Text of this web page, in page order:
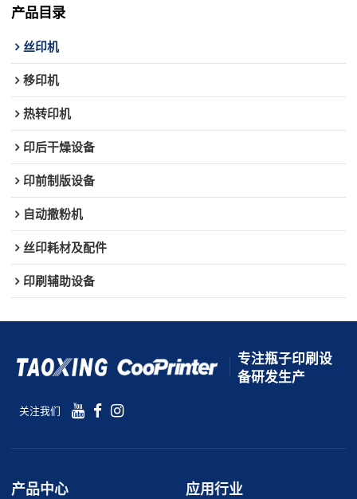
产品目录
丝印机
移印机
热转印机
印后干燥设备
印前制版设备
自动撒粉机
丝印耗材及配件
印刷辅助设备
专注瓶子印刷设
备研发生产
关注我们
产品中心 应用行业